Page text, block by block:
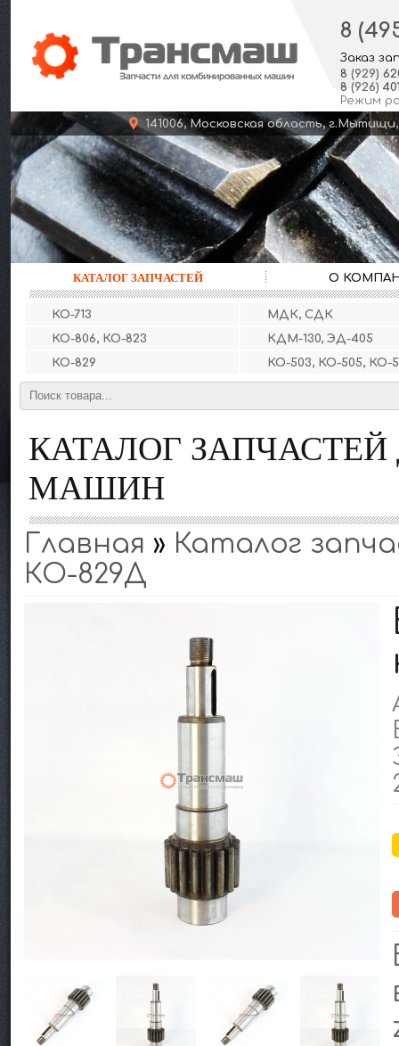
8
Заказ
8 (929)
8 (926)
Режим
141006, Московская область,
КАТАЛОГ ЗАПЧАСТЕЙ О
КО-713
МДК, СДК
КО-806, КО-823
КДМ-130, ЭД-405
КО-829
КО-503, КО-505, КО-
КАТАЛОГ
МАШИН
Главная » Каталог
КО-829Д